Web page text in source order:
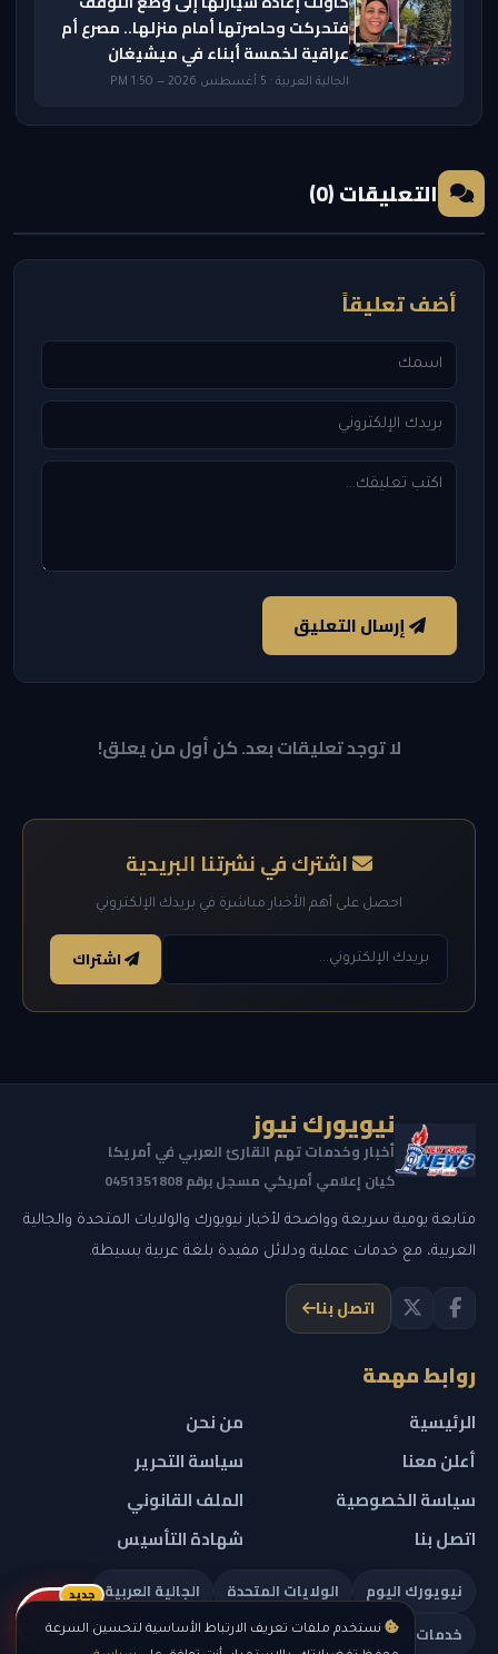
نستخدم ملفات تعريف الارتباط الأساسية لتحسين السرعة
فتحركت وحاصرتها أمام منزلها.. مصرع أم
عراقية لخمسة أبناء في ميشيغان
الجالية العربية · 5 أغسطس 2026 — 1:50 PM
التعليقات (0)
أضف تعليقاً
إرسال التعليق
لا توجد تعليقات بعد. كن أول من يعلق!
اشترك في نشرتنا البريدية
احصل على أهم الأخبار مباشرة في بريدك الإلكتروني
اشتراك
نيويورك نيوز
أخبار وخدمات تهم القارئ العربي في أمريكا
كيان إعلامي أمريكي مسجل برقم 0451351808
متابعة يومية سريعة وواضحة لأخبار نيويورك والولايات المتحدة والجالية
العربية، مع خدمات عملية ودلائل مفيدة بلغة عربية بسيطة.
اتصل بنا
روابط مهمة
الرئيسية
من نحن
أعلن معنا
سياسة التحرير
سياسة الخصوصية
الملف القانوني
اتصل بنا
شهادة التأسيس
نيويورك اليوم الولايات المتحدة
الجالية العربية
خدمات تهمك
ريلز
جديد